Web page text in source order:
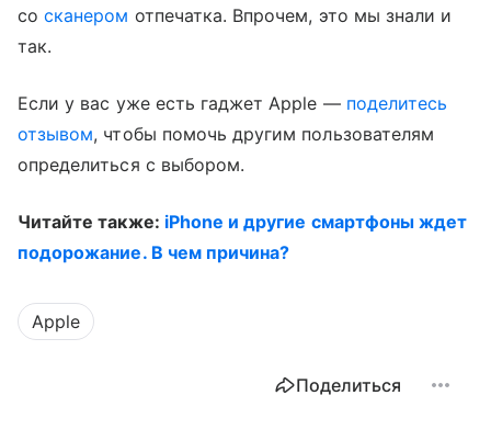
сосканером отпечатка. Впрочем, это мы знали и
так.
Если у вас уже есть гаджет Apple — поделитесь
отзывом, чтобы помочь другим пользователям
определиться с выбором.
Читайте также: iPhone и другие смартфоны ждет
подорожание. В чем причина?
Apple
Поделиться